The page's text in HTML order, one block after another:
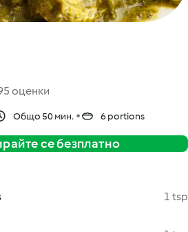
оценки
Общо 50 мин. 6 portions
се безплатно
1 tsp